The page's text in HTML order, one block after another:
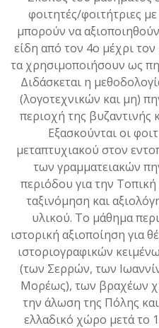
φοιτητές/φοιτήτριες
μπορούν να
είδη από τον 4ο μέχρι
τα χρησιμοποιήσουν ως
Διδάσκεται η
(λογοτεχνικών και μη)
περιοχή της βυζαντινής
Εξασκούνται οι
μεταπτυχιακού στον
των γραμματειακών
περιόδου για την
ταξινόμηση και
υλικού. Το μάθημα
ιστορική αξιοποίηση για
ιστοριογραφικών
(των Σερρών, των
Μορέως), των βραχέων
την άλωση της Πόλης και
ελλαδικό χώρο μετά το